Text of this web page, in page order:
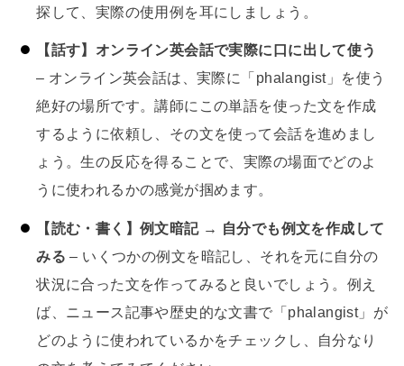
探して、実際の使用例を耳にしましょう。
【話す】オンライン英会話で実際に口に出して使う
– オンライン英会話は、実際に「phalangist」を使う
絶好の場所です。講師にこの単語を使った文を作成
するように依頼し、その文を使って会話を進めまし
ょう。生の反応を得ることで、実際の場面でどのよ
うに使われるかの感覚が掴めます。
【読む・書く】例文暗記 → 自分でも例文を作成して
みる – いくつかの例文を暗記し、それを元に自分の
状況に合った文を作ってみると良いでしょう。例え
ば、ニュース記事や歴史的な文書で「phalangist」が
どのように使われているかをチェックし、自分なり